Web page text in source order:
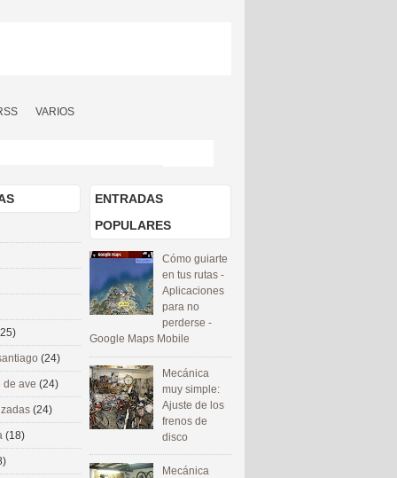
VARIOS
ENTRADAS
POPULARES
Cómo guiarte
en tus rutas -
Aplicaciones
para no
perderse -
Google Maps Mobile
Mecánica
muy simple:
Ajuste de los
frenos de
disco
Mecánica
(24)
de ave (24)
(24)
(18)